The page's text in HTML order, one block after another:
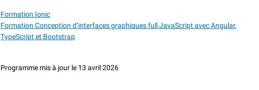
Formation Ionic
Formation Conception d’interfaces graphiques full JavaScript avec Angular,
TypeScript et Bootstrap
Programme mis à jour le 13 avril 2026